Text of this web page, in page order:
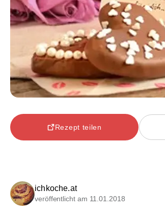
Rezept teilen
ichkoche.at
veröffentlicht am 11.01.2018